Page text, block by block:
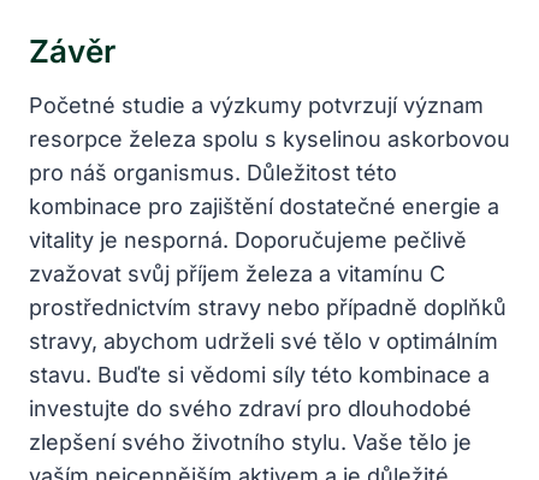
Závěr
Početné studie a výzkumy potvrzují význam
resorpce železa spolu s kyselinou askorbovou
pro náš organismus. Důležitost této
kombinace pro zajištění dostatečné energie a
vitality je nesporná. Doporučujeme pečlivě
zvažovat svůj příjem železa a vitamínu C
prostřednictvím stravy nebo případně doplňků
stravy, abychom udrželi své tělo v optimálním
stavu. Buďte si vědomi síly této kombinace a
investujte do svého zdraví pro dlouhodobé
zlepšení svého životního stylu. Vaše tělo je